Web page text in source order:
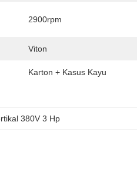
2900rpm
Viton
Karton + Kasus Kayu
380V 3 Hp